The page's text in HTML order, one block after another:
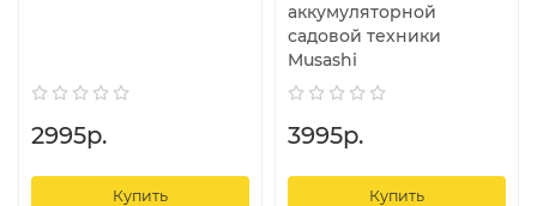
2995р.
Купить
аккумуляторной
садовой техники
Musashi
3995р.
Купить